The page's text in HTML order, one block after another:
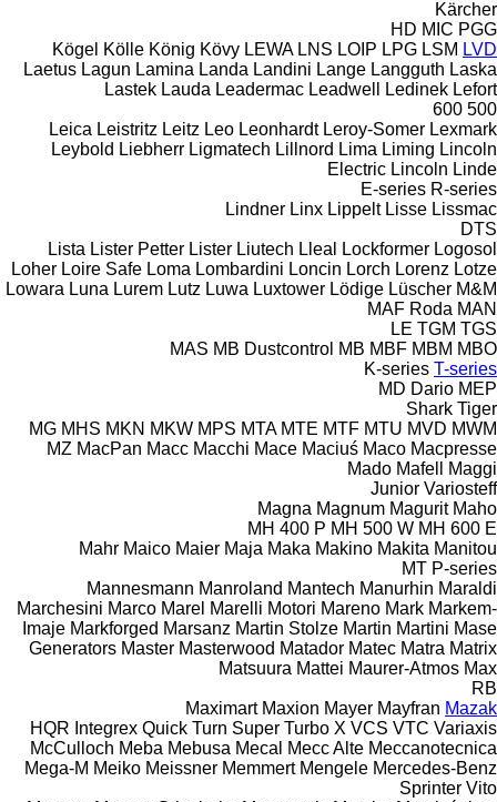
Kärcher
HD MIC PGG
Kögel Kölle König Kövy LEWA LNS LOIP LPG LSM LVD
Laetus Lagun Lamina Landa Landini Lange Langguth Laska
Lastek Lauda Leadermac Leadwell Ledinek Lefort
500
600
Leica Leistritz Leitz Leo Leonhardt Leroy-Somer Lexmark
Leybold Liebherr Ligmatech Lillnord Lima Liming Lincoln
Electric Lincoln Linde
E-series R-series
Lindner Linx Lippelt Lisse Lissmac
DTS
Lista Lister Petter Lister Liutech Lleal Lockformer Logosol
Loher Loire Safe Loma Lombardini Loncin Lorch Lorenz Lotze
Lowara Luna Lurem Lutz Luwa Luxtower Lödige Lüscher M&M
MAF Roda MAN
LE TGM TGS
MAS MB Dustcontrol MB MBF MBM MBO
K-series T-series
MD Dario MEP
Shark Tiger
MG MHS MKN MKW MPS MTA MTE MTF MTU MVD MWM
MZ MacPan Macc Macchi Mace Maciuś Maco Macpresse
Mado Mafell
Maggi
Junior Variosteff
Magna Magnum Magurit Maho
MH 400 P MH 500 W MH 600 E
Mahr Maico Maier Maja Maka Makino Makita Manitou
MT P-series
Mannesmann Manroland Mantech Manurhin Maraldi
Marchesini Marco Marel Marelli Motori Mareno Mark Markem-
Imaje Markforged Marsanz Martin Stolze Martin Martini Mase
Generators Master Masterwood Matador Matec Matra Matrix
Matsuura Mattei Maurer-Atmos Max
RB
Maximart Maxion Mayer Mayfran Mazak
HQR Integrex Quick Turn Super Turbo X VCS VTC Variaxis
McCulloch Meba Mebusa Mecal Mecc Alte Meccanotecnica
Mega-M Meiko Meissner Memmert Mengele Mercedes-Benz
Sprinter Vito